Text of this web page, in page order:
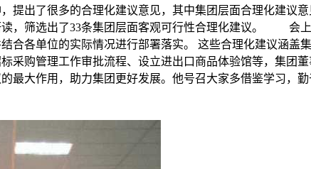
出了很多的合理化建议意见，其中集团层面合理化建议意
，筛选出了33条集团层面客观可行性合理化建议。 会
合各单位的实际情况进行部署落实。 这些合理化建议涵盖
采购管理工作审批流程、设立进出口商品体验馆等，集团
最大作用，助力集团更好发展。他号召大家多借鉴学习，